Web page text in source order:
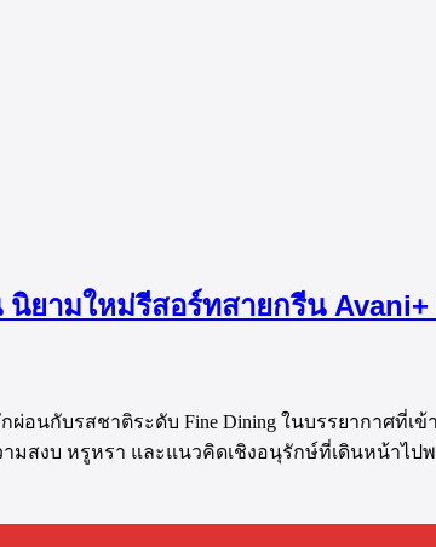
ยามใหม่รีสอร์ทสายกรีน Avani+
นกับรสชาติระดับ Fine Dining ในบรรยากาศที่เ
สงบ หรูหรา และแนวคิดเชิงอนุรักษ์ที่เดินหน้าไป